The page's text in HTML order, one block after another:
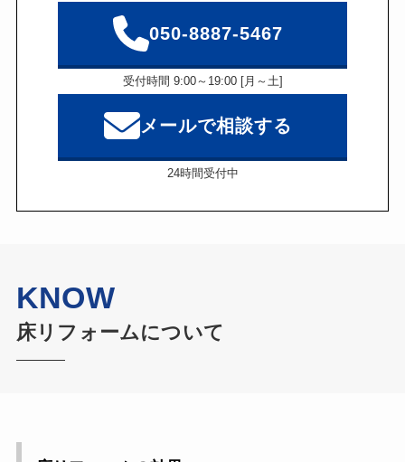
050-8887-5467
受付時間 9:00～19:00 [月～土]
メールで相談する
24時間受付中
KNOW
床リフォームについて